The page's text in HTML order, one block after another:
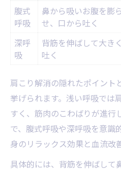
腹式
呼吸
鼻から吸いお腹を膨
せ、口から吐く
深呼
吸
背筋を伸ばして大き
吐く
肩こり解消の隠れたポイント
挙げられます。浅い呼吸では
すく、筋肉のこわばりが進行
で、腹式呼吸や深呼吸を意識
身のリラックス効果と血流改
具体的には、背筋を伸ばして